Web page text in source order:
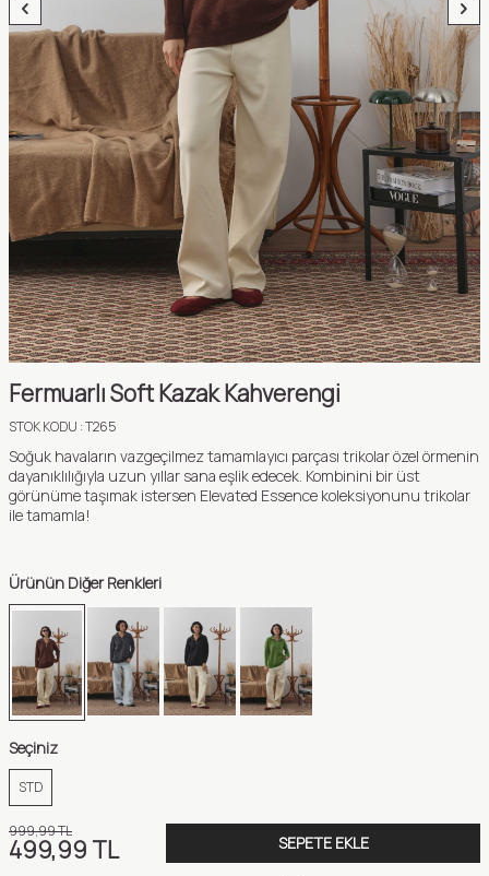
Fermuarlı Soft Kazak Kahverengi
STOK KODU :T265
Soğuk havaların vazgeçilmez tamamlayıcı parçası trikolar özel örmenin
dayanıklılığıyla uzun yıllar sana eşlik edecek. Kombinini bir üst
görünüme taşımak istersen Elevated Essence koleksiyonunu trikolar
ile tamamla!
Ürünün Diğer Renkleri
Seçiniz
STD
999,99TL
499,99 TL SEPETE EKLE